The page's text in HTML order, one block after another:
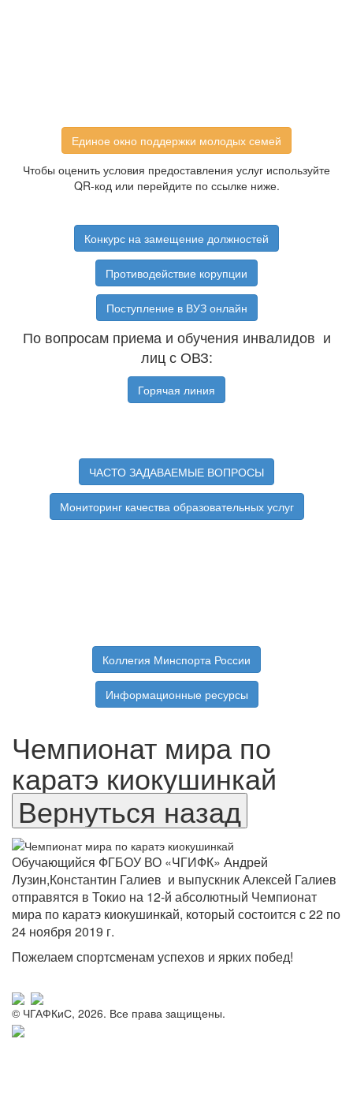
Единое окно поддержки молодых семей
Чтобы оценить условия предоставления услуг используйте
QR-код или перейдите по ссылке ниже.
Конкурс на замещение должностей
Противодействие корупции
Поступление в ВУЗ онлайн
По вопросам приема и обучения инвалидов и
лиц с ОВЗ:
Горячая линия
ЧАСТО ЗАДАВАЕМЫЕ ВОПРОСЫ
Мониторинг качества образовательных услуг
Коллегия Минспорта России
Информационные ресурсы
Чемпионат мира по
каратэ киокушинкай
Обучающийся ФГБОУ ВО «ЧГИФК» Андрей
Лузин,Константин Галиев и выпускник Алексей Галиев
отправятся в Токио на 12-й абсолютный Чемпионат
мира по каратэ киокушинкай, который состоится с 22 по
24 ноября 2019 г.
Пожелаем спортсменам успехов и ярких побед!
© ЧГАФКиС, 2026. Все права защищены.